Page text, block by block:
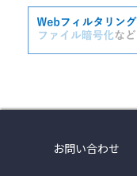
お問い合わせ